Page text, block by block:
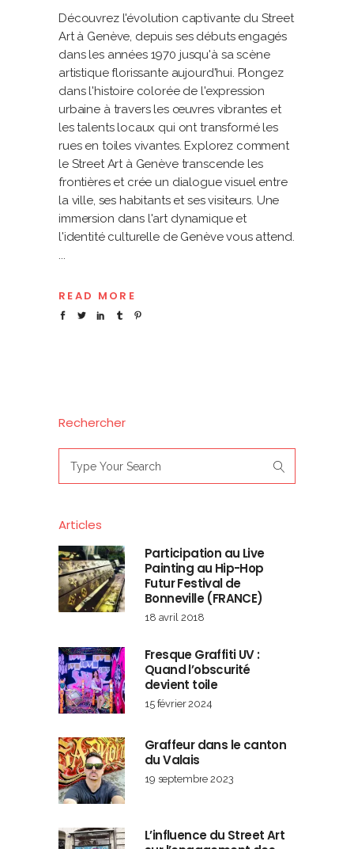
Découvrez l'évolution captivante du Street
Art à Genève, depuis ses débuts engagés
dans les années 1970 jusqu'à sa scène
artistique florissante aujourd'hui. Plongez
dans l'histoire colorée de l'expression
urbaine à travers les œuvres vibrantes et
les talents locaux qui ont transformé les
rues en toiles vivantes. Explorez comment
le Street Art à Genève transcende les
frontières et crée un dialogue visuel entre
la ville, ses habitants et ses visiteurs. Une
immersion dans l'art dynamique et
l'identité culturelle de Genève vous attend.
READ MORE
Rechercher
for:
Articles
Participation au Live
Painting au Hip-Hop
Futur Festival de
Bonneville (FRANCE)
18 avril 2018
Fresque Graffiti UV :
Quand l’obscurité
devient toile
15 février 2024
Graffeur dans le canton
du Valais
19 septembre 2023
L’influence du Street Art